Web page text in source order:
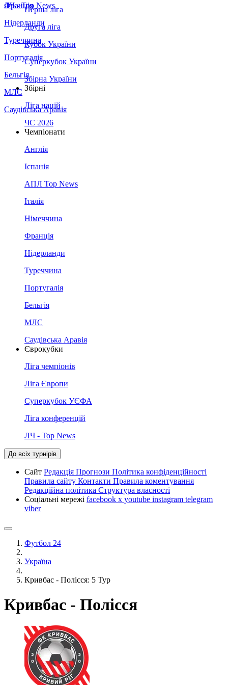
Франція
Нідерланди
Туреччина
Португалія
Бельгія
МЛС
Саудівська Аравія
ЛЧ - Top News
Перша ліга
Друга ліга
Кубок України
Суперкубок України
Збірна України
Збірні
Ліга націй
ЧС 2026
Чемпіонати
Англія
Іспанія
АПЛ Top News
Італія
Німеччина
Франція
Нідерланди
Туреччина
Португалія
Бельгія
МЛС
Саудівська Аравія
Єврокубки
Ліга чемпіонів
Ліга Європи
Суперкубок УЄФА
Ліга конференцій
ЛЧ - Top News
До всіх турнірів
Сайт Редакція Прогнози Політика конфіденційності
Правила сайту Контакти Правила коментування
Редакційна політика Структура власності
Соціальні мережі facebook x youtube instagram telegram
viber
Футбол 24
Україна
Кривбас - Полісся: 5 Тур
Кривбас - Полісся